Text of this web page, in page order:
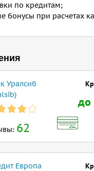
по кредитам;
бонусы при расчетах
Уралсиб
62
до
Европа